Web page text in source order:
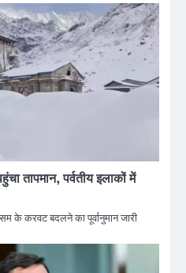
तापमान, पर्वतीय इलाकों में
के करवट बदलने का पूर्वानुमान जारी